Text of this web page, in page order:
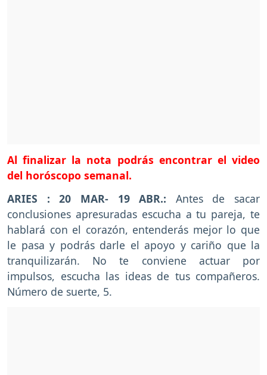
Al finalizar la nota podrás encontrar el video
del horóscopo semanal.
ARIES : 20 MAR- 19 ABR.: Antes de sacar
conclusiones apresuradas escucha a tu pareja, te
hablará con el corazón, entenderás mejor lo que
le pasa y podrás darle el apoyo y cariño que la
tranquilizarán. No te conviene actuar por
impulsos, escucha las ideas de tus compañeros.
Número de suerte, 5.